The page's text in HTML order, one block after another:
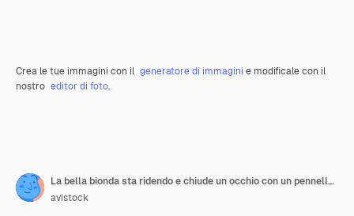
Crea le tue immagini con il generatore di immagini e modificale con il
nostro editor di foto.
La bella bionda sta ridendo e chiude un occhio con un pennello per il trucco. Giovane bella donna che tiene la spazzola per il trucco vicino al naso.
avistock